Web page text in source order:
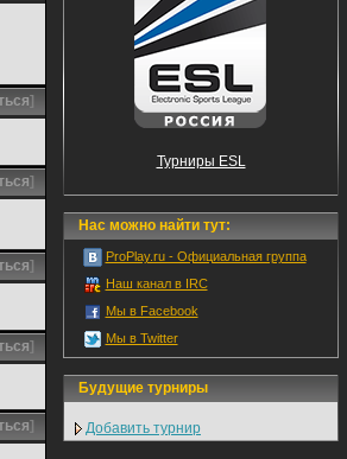
]
]
]
]
]
Турниры ESL
Нас можно найти тут:
ProPlay.ru - Официальная группа
Наш канал в IRC
Мы в Facebook
Мы в Twitter
Будущие турниры
Добавить турнир